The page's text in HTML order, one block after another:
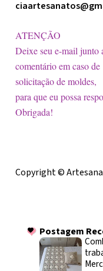
ATENÇÃO
Deixe seu e-mail junto
comentário em caso de
solicitação de moldes,
para que eu possa
Obrigada!
Copyright ©
Postagem